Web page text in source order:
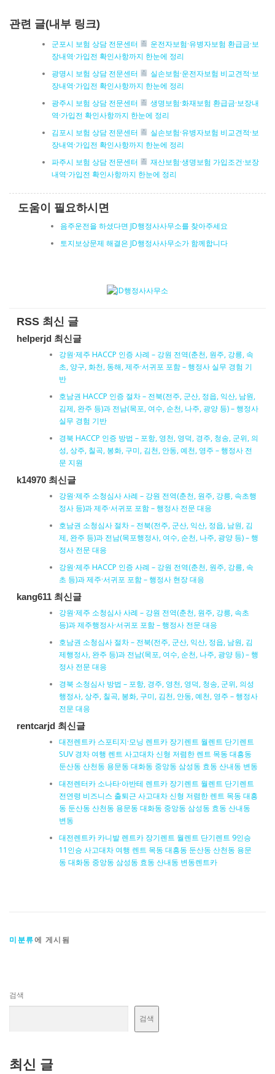
관련 글(내부 링크)
군포시 보험 상담 전문센터
운전자보험·유병자보험 환급금·보
장내역·가입전 확인사항까지 한눈에 정리
광명시 보험 상담 전문센터
실손보험·운전자보험 비교견적·보
장내역·가입전 확인사항까지 한눈에 정리
광주시 보험 상담 전문센터
생명보험·화재보험 환급금·보장내
역·가입전 확인사항까지 한눈에 정리
김포시 보험 상담 전문센터
실손보험·유병자보험 비교견적·보
장내역·가입전 확인사항까지 한눈에 정리
파주시 보험 상담 전문센터
재산보험·생명보험 가입조건·보장
내역·가입전 확인사항까지 한눈에 정리
도움이 필요하시면
음주운전을 하셨다면 JD행정사사무소를 찾아주세요
토지보상문제 해결은 JD행정사사무소가 함께합니다
RSS 최신 글
helperjd 최신글
강원·제주 HACCP 인증 사례 – 강원 전역(춘천, 원주, 강릉, 속
초, 양구, 화천, 동해, 제주·서귀포 포함 – 행정사 실무 경험 기
반
호남권 HACCP 인증 절차 – 전북(전주, 군산, 정읍, 익산, 남원,
김제, 완주 등)과 전남(목포, 여수, 순천, 나주, 광양 등) – 행정사
실무 경험 기반
경북 HACCP 인증 방법 – 포항, 영천, 영덕, 경주, 청송, 군위, 의
성, 상주, 칠곡, 봉화, 구미, 김천, 안동, 예천, 영주 – 행정사 전
문 지원
k14970 최신글
강원·제주 소청심사 사례 – 강원 전역(춘천, 원주, 강릉, 속초행
정사 등)과 제주·서귀포 포함 – 행정사 전문 대응
호남권 소청심사 절차 – 전북(전주, 군산, 익산, 정읍, 남원, 김
제, 완주 등)과 전남(목포행정사, 여수, 순천, 나주, 광양 등) – 행
정사 전문 대응
강원·제주 HACCP 인증 사례 – 강원 전역(춘천, 원주, 강릉, 속
초 등)과 제주·서귀포 포함 – 행정사 현장 대응
kang611 최신글
강원·제주 소청심사 사례 – 강원 전역(춘천, 원주, 강릉, 속초
등)과 제주행정사·서귀포 포함 – 행정사 전문 대응
호남권 소청심사 절차 – 전북(전주, 군산, 익산, 정읍, 남원, 김
제행정사, 완주 등)과 전남(목포, 여수, 순천, 나주, 광양 등) – 행
정사 전문 대응
경북 소청심사 방법 – 포항, 경주, 영천, 영덕, 청송, 군위, 의성
행정사, 상주, 칠곡, 봉화, 구미, 김천, 안동, 예천, 영주 – 행정사
전문 대응
rentcarjd 최신글
대전렌트카 스포티지·모닝 렌트카 장기렌트 월렌트 단기렌트
SUV 경차 여행 렌트 사고대차 신형 저렴한 렌트 목동 대흥동
둔산동 산천동 용문동 대화동 중앙동 삼성동 효동 산내동 변동
대전렌터카 소나타·아반테 렌트카 장기렌트 월렌트 단기렌트
전연령 비즈니스 출퇴근 사고대차 신형 저렴한 렌트 목동 대흥
동 둔산동 산천동 용문동 대화동 중앙동 삼성동 효동 산내동
변동
대전렌트카 카니발 렌트카 장기렌트 월렌트 단기렌트 9인승
11인승 사고대차 여행 렌트 목동 대흥동 둔산동 산천동 용문
동 대화동 중앙동 삼성동 효동 산내동 변동렌트카
미분류에 게시됨
검색
검색
최신 글